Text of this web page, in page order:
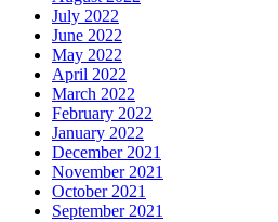
July 2022
June 2022
May 2022
April 2022
March 2022
February 2022
January 2022
December 2021
November 2021
October 2021
September 2021